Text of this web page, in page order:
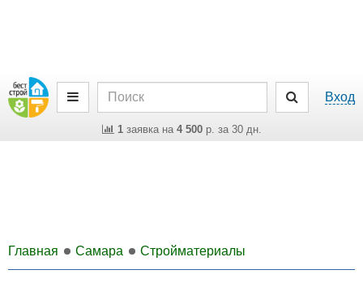
Вход
1заявка на 4 500р. за 30 дн.
Главная Самара Стройматериалы